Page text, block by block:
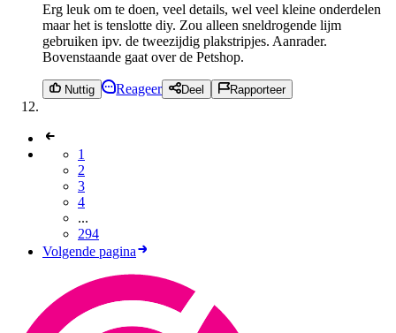
Erg leuk om te doen, veel details, wel veel kleine onderdelen
maar het is tenslotte diy. Zou alleen sneldrogende lijm
gebruiken ipv. de tweezijdig plakstripjes. Aanrader.
Bovenstaande gaat over de Petshop.
Nuttig Reageer Deel Rapporteer
1
2
3
4
...
294
Volgende pagina